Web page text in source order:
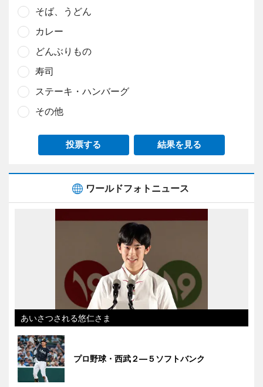
そば、うどん
カレー
どんぶりもの
寿司
ステーキ・ハンバーグ
その他
投票する 結果を見る
ワールドフォトニュース
あいさつされる悠仁さま
プロ野球・西武２―５ソフトバンク